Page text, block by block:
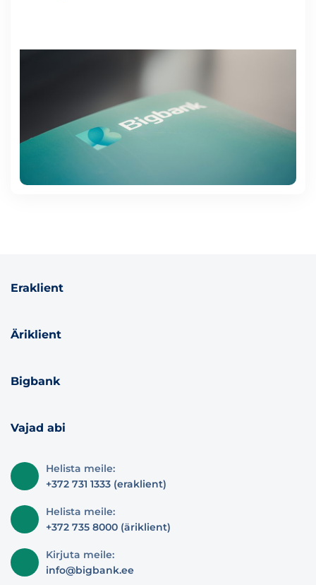
Eraklient
Äriklient
Bigbank
Vajad abi
Helista meile:
+372 731 1333 (eraklient)
Helista meile:
+372 735 8000 (äriklient)
Kirjuta meile:
info@bigbank.ee